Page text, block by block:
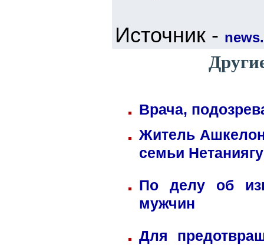
Источник -
Врача,
Житель
семьи Нетаниягу
По делу об
мужчин
Для